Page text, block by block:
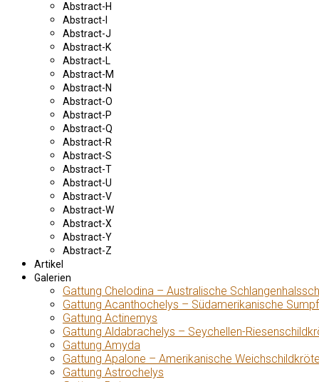
Abstract-H
Abstract-I
Abstract-J
Abstract-K
Abstract-L
Abstract-M
Abstract-N
Abstract-O
Abstract-P
Abstract-Q
Abstract-R
Abstract-S
Abstract-T
Abstract-U
Abstract-V
Abstract-W
Abstract-X
Abstract-Y
Abstract-Z
Artikel
Galerien
Gattung Chelodina – Australische
Gattung Acanthochelys – Südamerikanische
Gattung Actinemys
Gattung Aldabrachelys – Seychellen-
Gattung Amyda
Gattung Apalone – Amerikanische
Gattung Astrochelys